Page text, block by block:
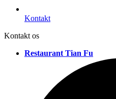
Kontakt
Kontakt os
Restaurant Tian Fu